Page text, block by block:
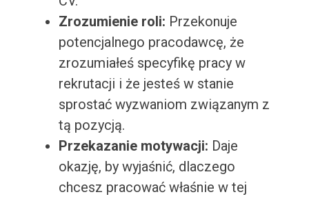
Zrozumienie roli: Przekonuje
potencjalnego pracodawcę, że
zrozumiałeś specyfikę pracy w
rekrutacji i że jesteś w stanie
sprostać wyzwaniom związanym z
tą pozycją.
Przekazanie motywacji: Daje
okazję, by wyjaśnić, dlaczego
chcesz pracować właśnie w tej